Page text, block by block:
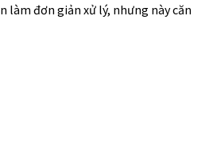
làm đơn giản xử lý, nhưng này căn